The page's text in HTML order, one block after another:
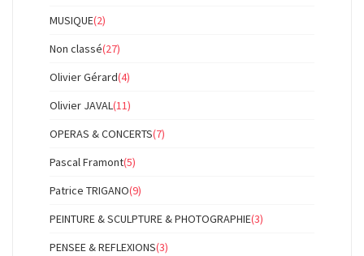
MUSIQUE(2)
Non classé(27)
Olivier Gérard(4)
Olivier JAVAL(11)
OPERAS & CONCERTS(7)
Pascal Framont(5)
Patrice TRIGANO(9)
PEINTURE & SCULPTURE & PHOTOGRAPHIE(3)
PENSEE & REFLEXIONS(3)